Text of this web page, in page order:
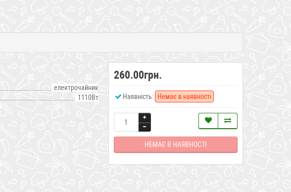
електрочайник
1110Вт
260.00грн.
Наявність: Немає в наявності
НЕМАЄ В НАЯВНОСТІ